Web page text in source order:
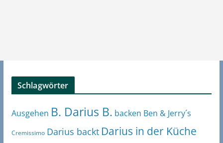
Schlagwörter
Ausgehen B. Darius B. backen Ben & Jerry´s
Cremissimo Darius backt Darius in der Küche